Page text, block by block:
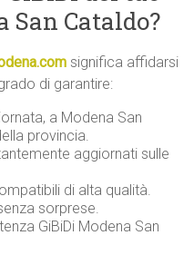
San Cataldo?
significa affidarsi
di garantire:
a Modena San
provincia.
aggiornati sulle
di alta qualità.
sorprese.
GiBiDi Modena San